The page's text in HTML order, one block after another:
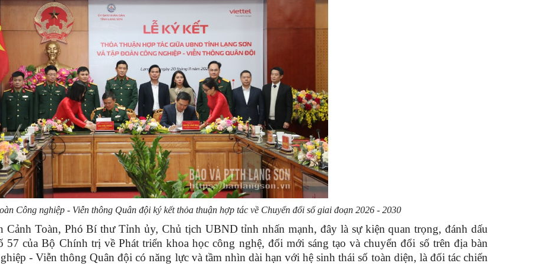
Công nghiệp - Viễn thông Quân đội ký kết thỏa thuận hợp tác về Chuyển đổi số giai đoạn 2026 - 2030
Cảnh Toàn, Phó Bí thư Tỉnh ủy, Chủ tịch UBND tỉnh nhấn mạnh, đây là sự kiện quan trọng, đánh dấu
của Bộ Chính trị về Phát triển khoa học công nghệ, đổi mới sáng tạo và chuyển đổi số trên địa bàn
- Viễn thông Quân đội có năng lực và tầm nhìn dài hạn với hệ sinh thái số toàn diện, là đối tác chiến